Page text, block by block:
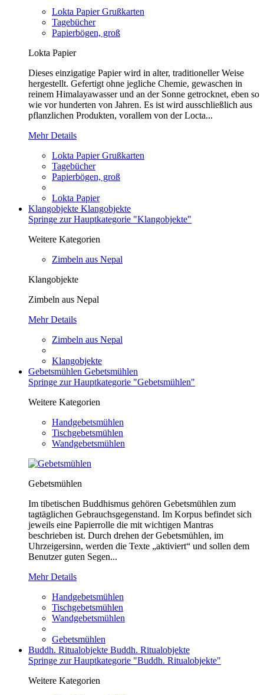
Lokta Papier Grußkarten
Tagebücher
Papierbögen, groß
Lokta Papier
Dieses einzigatige Papier wird in alter, traditioneller Weise
hergestellt. Gefertigt ohne jegliche Chemie, gewaschen in
reinem Himalayawasser und an der Sonne getrocknet, eben so
wie vor hunderten von Jahren. Es ist wird ausschließlich aus
pflanzlichen Produkten, vorallem von der Locta...
Mehr Details
Lokta Papier Grußkarten
Tagebücher
Papierbögen, groß
Lokta Papier
Klangobjekte Klangobjekte
Springe zur Hauptkategorie "Klangobjekte"
Weitere Kategorien
Zimbeln aus Nepal
Klangobjekte
Zimbeln aus Nepal
Mehr Details
Zimbeln aus Nepal
Klangobjekte
Gebetsmühlen Gebetsmühlen
Springe zur Hauptkategorie "Gebetsmühlen"
Weitere Kategorien
Handgebetsmühlen
Tischgebetsmühlen
Wandgebetsmühlen
Gebetsmühlen
Im tibetischen Buddhismus gehören Gebetsmühlen zum
tagtäglichen Gebrauchsgegenstand. Im Korpus befindet sich
jeweils eine Papierrolle die mit wichtigen Mantras
beschrieben ist. Durch drehen der Gebetsmühlen, im
Uhrzeigersinn, werden die Texte „aktiviert“ und sollen dem
Benutzer guten Segen...
Mehr Details
Handgebetsmühlen
Tischgebetsmühlen
Wandgebetsmühlen
Gebetsmühlen
Buddh. Ritualobjekte Buddh. Ritualobjekte
Springe zur Hauptkategorie "Buddh. Ritualobjekte"
Weitere Kategorien